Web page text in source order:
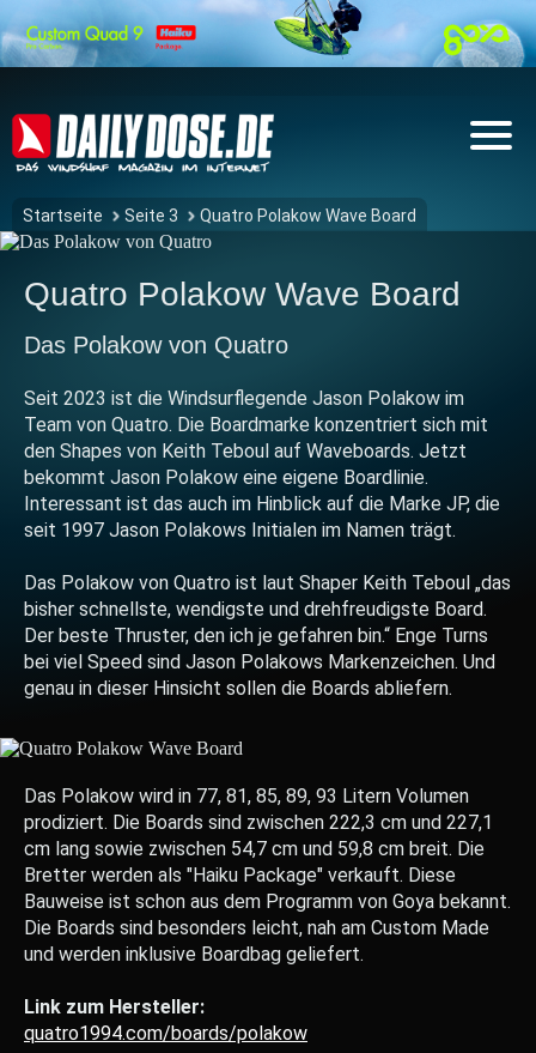
Startseite Seite 3 Quatro Polakow Wave Board
Quatro Polakow Wave Board
Das Polakow von Quatro
Seit 2023 ist die Windsurflegende Jason Polakow im
Team von Quatro. Die Boardmarke konzentriert sich mit
den Shapes von Keith Teboul auf Waveboards. Jetzt
bekommt Jason Polakow eine eigene Boardlinie.
Interessant ist das auch im Hinblick auf die Marke JP, die
seit 1997 Jason Polakows Initialen im Namen trägt.
Das Polakow von Quatro ist laut Shaper Keith Teboul „das
bisher schnellste, wendigste und drehfreudigste Board.
Der beste Thruster, den ich je gefahren bin.“ Enge Turns
bei viel Speed sind Jason Polakows Markenzeichen. Und
genau in dieser Hinsicht sollen die Boards abliefern.
Das Polakow wird in 77, 81, 85, 89, 93 Litern Volumen
prodiziert. Die Boards sind zwischen 222,3 cm und 227,1
cm lang sowie zwischen 54,7 cm und 59,8 cm breit. Die
Bretter werden als "Haiku Package" verkauft. Diese
Bauweise ist schon aus dem Programm von Goya bekannt.
Die Boards sind besonders leicht, nah am Custom Made
und werden inklusive Boardbag geliefert.
Link zum Hersteller:
quatro1994.com/boards/polakow